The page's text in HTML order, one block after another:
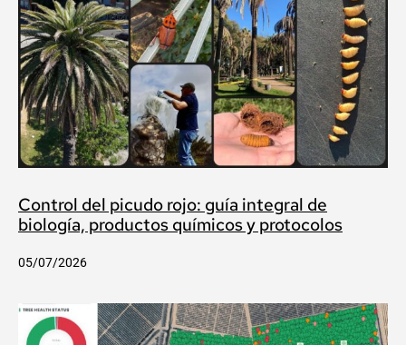
Control del picudo rojo: guía integral de
biología, productos químicos y protocolos
05/07/2026